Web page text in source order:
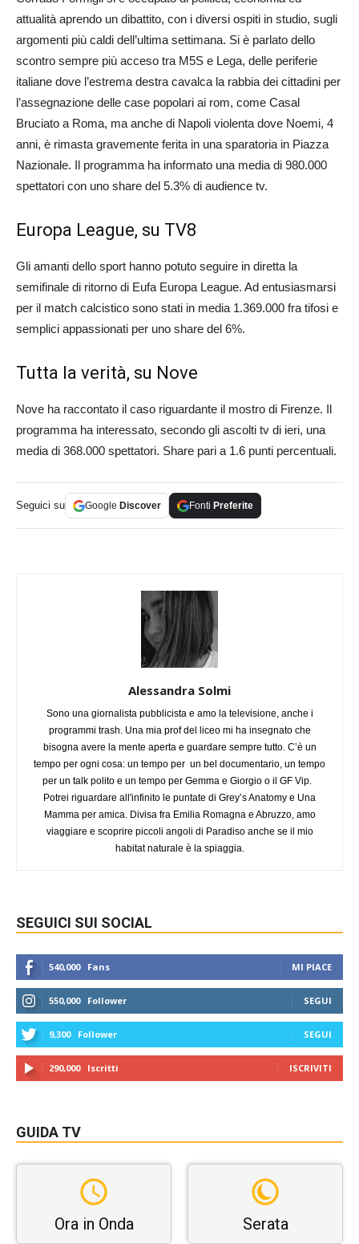
attualità aprendo un dibattito, con i diversi ospiti in studio, sugli
argomenti più caldi dell’ultima settimana. Si è parlato dello
scontro sempre più acceso tra M5S e Lega, delle periferie
italiane dove l’estrema destra cavalca la rabbia dei cittadini per
l’assegnazione delle case popolari ai rom, come Casal
Bruciato a Roma, ma anche di Napoli violenta dove Noemi, 4
anni, è rimasta gravemente ferita in una sparatoria in Piazza
Nazionale. Il programma ha informato una media di 980.000
spettatori con uno share del 5.3% di audience tv.
Europa League, su TV8
Gli amanti dello sport hanno potuto seguire in diretta la
semifinale di ritorno di Eufa Europa League. Ad entusiasmarsi
per il match calcistico sono stati in media 1.369.000 fra tifosi e
semplici appassionati per uno share del 6%.
Tutta la verità, su Nove
Nove ha raccontato il caso riguardante il mostro di Firenze. Il
programma ha interessato, secondo gli ascolti tv di ieri, una
media di 368.000 spettatori. Share pari a 1.6 punti percentuali.
Seguici su Google Discover Fonti Preferite
Alessandra Solmi
Sono una giornalista pubblicista e amo la televisione, anche i
programmi trash. Una mia prof del liceo mi ha insegnato che
bisogna avere la mente aperta e guardare sempre tutto. C’è un
tempo per ogni cosa: un tempo per un bel documentario, un tempo
per un talk polito e un tempo per Gemma e Giorgio o il GF Vip.
Potrei riguardare all'infinito le puntate di Grey’s Anatomy e Una
Mamma per amica. Divisa fra Emilia Romagna e Abruzzo, amo
viaggiare e scoprire piccoli angoli di Paradiso anche se il mio
habitat naturale è la spiaggia.
SEGUICI SUI SOCIAL
540,000 Fans MI PIACE
550,000 Follower SEGUI
9,300 Follower SEGUI
290,000 Iscritti ISCRIVITI
GUIDA TV
Ora in Onda Serata